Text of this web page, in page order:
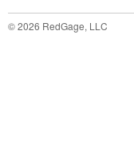
©2026 RedGage, LLC